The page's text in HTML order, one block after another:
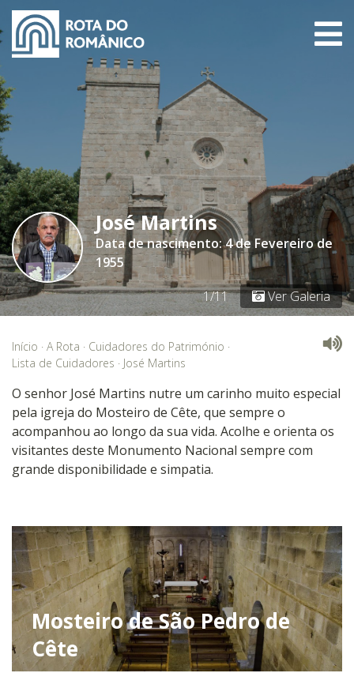
José Martins
Data de nascimento: 4 de Fevereiro de
1955
1/11
Ver Galeria
Início · A Rota · Cuidadores do Património ·
Lista de Cuidadores · José Martins
O senhor José Martins nutre um carinho muito especial
pela igreja do Mosteiro de Cête, que sempre o
acompanhou ao longo da sua vida. Acolhe e orienta os
visitantes deste Monumento Nacional sempre com
grande disponibilidade e simpatia.
Mosteiro de São Pedro de
Cête